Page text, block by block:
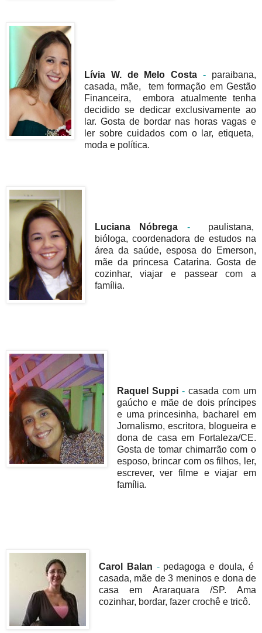
Lívia W. de Melo Costa- paraibana,
casada, mãe, tem formação em Gestão
Financeira, embora atualmente tenha
decidido se dedicar exclusivamente ao
lar. Gosta de bordar nas horas vagas e
ler sobre cuidados com o lar, etiqueta,
moda e política.
Luciana Nóbrega -paulistana,
bióloga, coordenadora de estudos na
área da saúde, esposa do Emerson,
mãe da princesa Catarina. Gosta de
cozinhar, viajar e passear com a
família.
Raquel Suppi -casada com um
gaúcho e mãe de dois príncipes
e uma princesinha, bacharel em
Jornalismo, escritora, blogueira e
dona de casa em Fortaleza/CE.
Gosta de tomar chimarrão com o
esposo, brincar com os filhos, ler,
escrever, ver filme e viajar em
família.
Carol Balan -pedagoga e doula, é
casada, mãe de 3 meninos e dona de
casa em Araraquara /SP. Ama
cozinhar, bordar, fazer crochê e tricô.